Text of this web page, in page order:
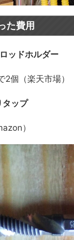
た費用
ッドホルダー
個（楽天市場）
ップ
）